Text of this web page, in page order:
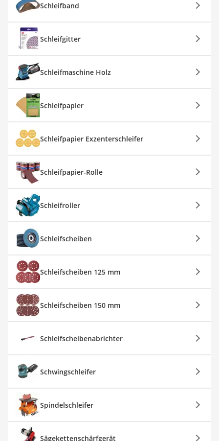
Schleifband
Schleifgitter
Schleifmaschine Holz
Schleifpapier
Schleifpapier Exzenterschleifer
Schleifpapier-Rolle
Schleifroller
Schleifscheiben
Schleifscheiben 125 mm
Schleifscheiben 150 mm
Schleifscheibenabrichter
Schwingschleifer
Spindelschleifer
Sägekettenschärfgerät